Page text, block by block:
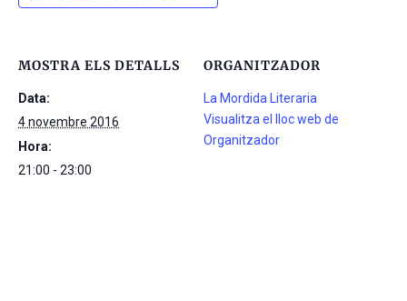
MOSTRA ELS DETALLS
Data:
4 novembre 2016
Hora:
21:00 - 23:00
ORGANITZADOR
La Mordida Literaria
Visualitza el lloc web de
Organitzador